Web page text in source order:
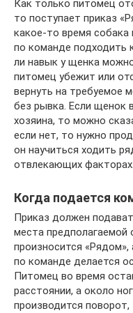
Как только питомец
то поступает приказ
какое-то время собака
по команде подходить
ли навык у щенка
питомец убежит или
вернуть на требуемое
без рывка. Если щенок
хозяина, то можно
если нет, то нужно
он научиться ходить
отвлекающих факторах.
Когда подается
Приказ должен
места предполагаемой
произносится «Рядом»,
по команде делается
Питомец во время
расстоянии, а около
производится